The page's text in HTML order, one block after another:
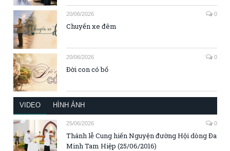
20/06/2026 0
Chuyến xe đêm
20/06/2026 0
Đời con có bố
VIDEO HÌNH ẢNH
25/06/2026 0
Thánh lễ Cung hiến Nguyện đường Hội dòng Đa
Minh Tam Hiệp (25/06/2016)